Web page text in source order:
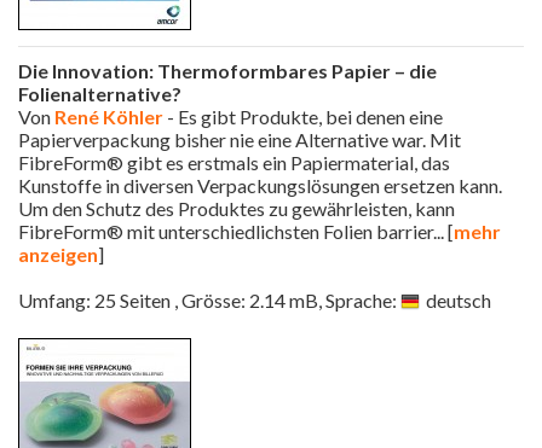
Die Innovation: Thermoformbares Papier – die
Folienalternative?
Von René Köhler - Es gibt Produkte, bei denen eine
Papierverpackung bisher nie eine Alternative war. Mit
FibreForm® gibt es erstmals ein Papiermaterial, das
Kunstoffe in diversen Verpackungslösungen ersetzen kann.
Um den Schutz des Produktes zu gewährleisten, kann
FibreForm® mit unterschiedlichsten Folien barrier... [mehr
anzeigen]
Umfang: 25 Seiten , Grösse: 2.14 mB, Sprache:
deutsch